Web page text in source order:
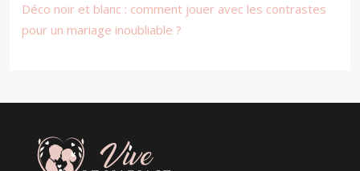
Déco noir et blanc : comment jouer avec les contrastes
pour un mariage inoubliable ?